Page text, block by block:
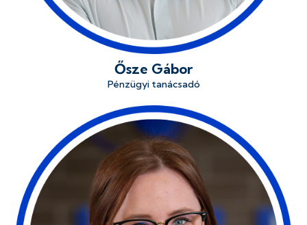
Ősze Gábor
Pénzügyi tanácsadó